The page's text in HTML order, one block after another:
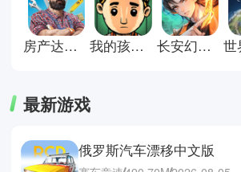
房产达人2手机版 我的孩子生命之源官方正版 长安幻想手游
最新游戏
俄罗斯汽车漂移中文版